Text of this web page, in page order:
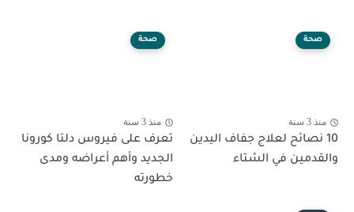
صحة
منذ 3 سنة
10 نصائح لعلاج جفاف اليدين
والقدمين في الشتاء
صحة
منذ 3 سنة
تعرف على فيروس دلتا كورونا
الجديد وأهم أعراضه ومدى
خطورته